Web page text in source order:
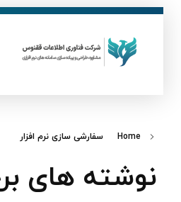
Home سفارشی سازی نرم افزار
نوشته های